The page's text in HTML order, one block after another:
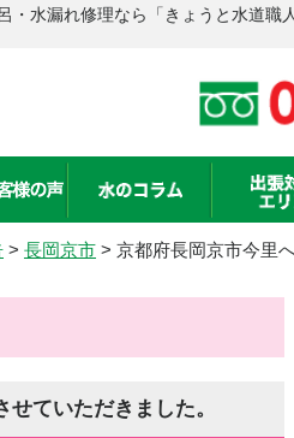
・水漏れ修理なら「きょうと水道
> 長岡京市 > 京都府長岡京市今里
ていただきました。